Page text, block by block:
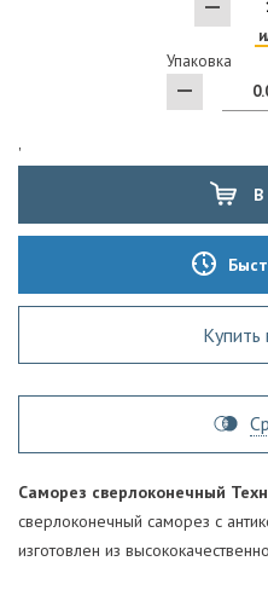
Упаковка
'
В
Купить
Саморез сверлоконечный
сверлоконечный саморез с
изготовлен из